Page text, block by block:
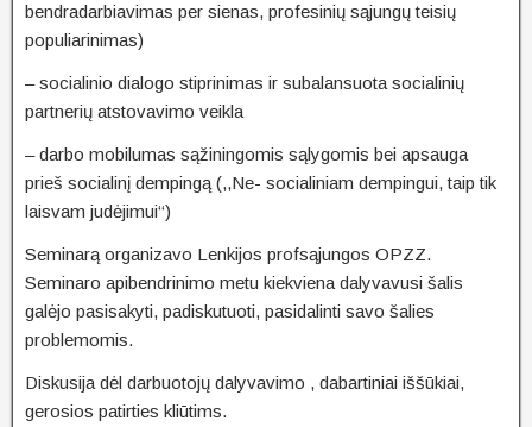
bendradarbiavimas per sienas, profesinių sąjungų teisių
populiarinimas)
– socialinio dialogo stiprinimas ir subalansuota socialinių
partnerių atstovavimo veikla
– darbo mobilumas sąžiningomis sąlygomis bei apsauga
prieš socialinį dempingą (,,Ne- socialiniam dempingui, taip tik
laisvam judėjimui‘‘)
Seminarą organizavo Lenkijos profsąjungos OPZZ.
Seminaro apibendrinimo metu kiekviena dalyvavusi šalis
galėjo pasisakyti, padiskutuoti, pasidalinti savo šalies
problemomis.
Diskusija dėl darbuotojų dalyvavimo , dabartiniai iššūkiai,
gerosios patirties kliūtims.